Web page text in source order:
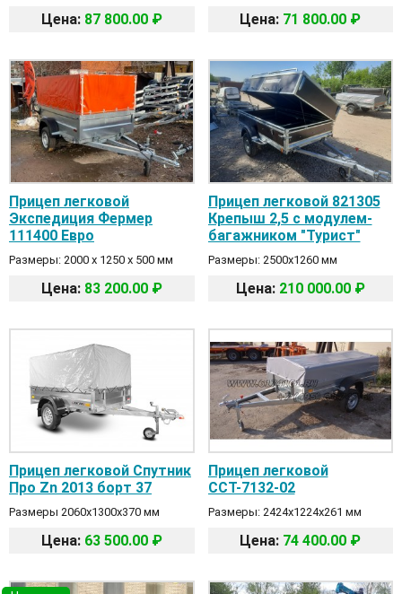
Цена: 87 800.00 ₽ Цена: 71 800.00 ₽
Прицеп легковой
Экспедиция Фермер
111400 Евро
Размеры: 2000 х 1250 х 500 мм
Цена: 83 200.00 ₽
Прицеп легковой 821305
Крепыш 2,5 с модулем-
багажником "Турист"
Размеры: 2500х1260 мм
Цена: 210 000.00 ₽
Прицеп легковой Спутник
Про Zn 2013 борт 37
Размеры 2060х1300х370 мм
Цена: 63 500.00 ₽
Прицеп легковой
ССТ-7132-02
Размеры: 2424х1224х261 мм
Цена: 74 400.00 ₽